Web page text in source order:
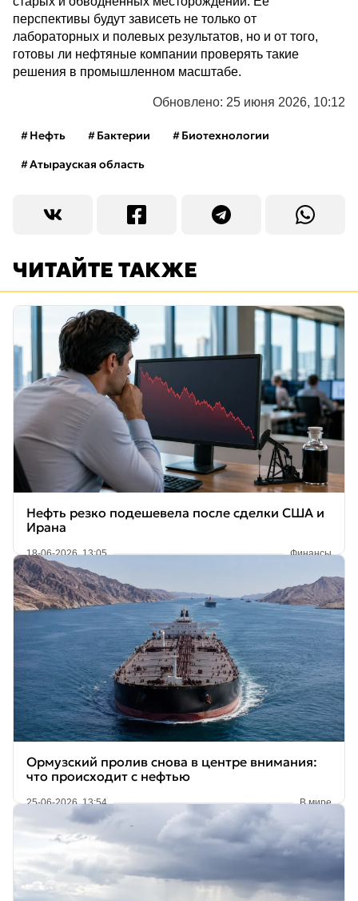
перспективы будут зависеть не только от
лабораторных и полевых результатов, но и от того,
готовы ли нефтяные компании проверять такие
решения в промышленном масштабе.
Обновлено: 25 июня 2026, 10:12
Нефть Бактерии
Биотехнологии
Атырауская область
ЧИТАЙТЕ ТАКЖЕ
Нефть резко подешевела после сделки США и
Ирана
18-06-2026, 13:05 Финансы
Ормузский пролив снова в центре внимания:
что происходит с нефтью
25-06-2026, 13:54 В мире